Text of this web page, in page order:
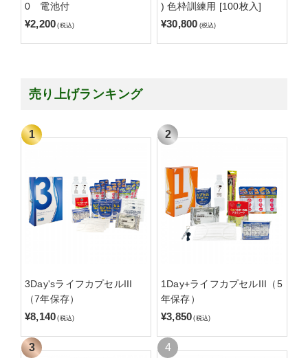
0 電池付
¥2,200 (税込)
) 色枠訓練用 [100枚入]
¥30,800 (税込)
売り上げランキング
3Day'sライフカプセルIII
（7年保存）
¥8,140 (税込)
1Day+ライフカプセルIII（5
年保存）
¥3,850 (税込)